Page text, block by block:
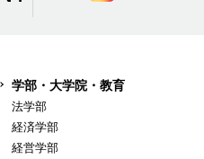
学部・大学院・教育
法学部
経済学部
経営学部